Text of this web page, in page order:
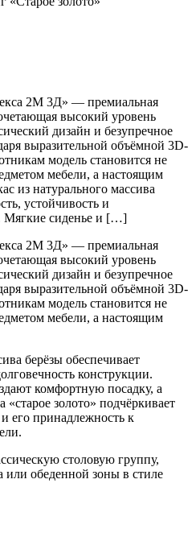
2М 3Д» — премиальная
высокий уровень
дизайн и безупречное
выразительной объёмной 3D-
модель становится не
мебели, а настоящим
из натурального массива
устойчивость и
Мягкие сиденье и […]
2М 3Д» — премиальная
высокий уровень
дизайн и безупречное
выразительной объёмной 3D-
модель становится не
мебели, а настоящим
берёзы обеспечивает
конструкции.
комфортную посадку, а
золото» подчёркивает
его принадлежность к
столовую группу,
или обеденной зоны в стиле